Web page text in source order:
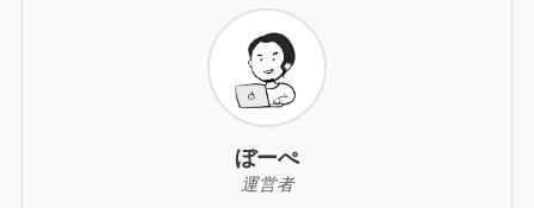
ぼーぺ
運営者